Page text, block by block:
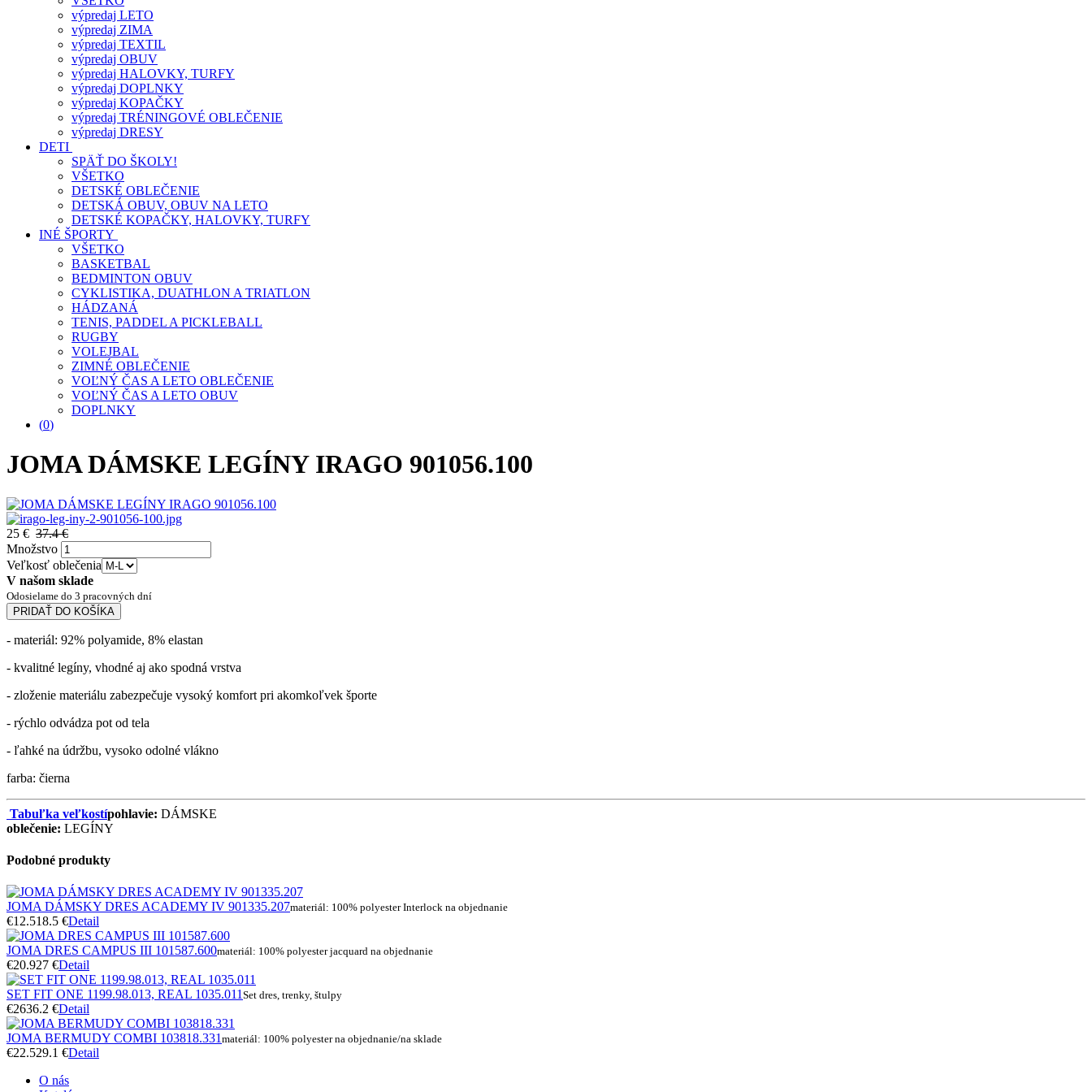
výpredaj LETO
výpredaj ZIMA
výpredaj TEXTIL
výpredaj OBUV
výpredaj HALOVKY, TURFY
výpredaj DOPLNKY
výpredaj KOPAČKY
výpredaj TRÉNINGOVÉ OBLEČENIE
výpredaj DRESY
DETI
SPÄŤ DO ŠKOLY!
VŠETKO
DETSKÉ OBLEČENIE
DETSKÁ OBUV, OBUV NA LETO
DETSKÉ KOPAČKY, HALOVKY, TURFY
INÉ ŠPORTY
VŠETKO
BASKETBAL
BEDMINTON OBUV
CYKLISTIKA, DUATHLON A TRIATLON
HÁDZANÁ
TENIS, PADDEL A PICKLEBALL
RUGBY
VOLEJBAL
ZIMNÉ OBLEČENIE
VOĽNÝ ČAS A LETO OBLEČENIE
VOĽNÝ ČAS A LETO OBUV
DOPLNKY
(0)
JOMA DÁMSKE LEGÍNY IRAGO 901056.100
25 € 37.4 €
Množstvo
Veľkosť oblečenia
V našom sklade
Odosielame do 3 pracovných dní
PRIDAŤ DO KOŠÍKA
- materiál: 92% polyamide, 8% elastan
- kvalitné legíny, vhodné aj ako spodná vrstva
- zloženie materiálu zabezpečuje vysoký komfort pri akomkoľvek športe
- rýchlo odvádza pot od tela
- ľahké na údržbu, vysoko odolné vlákno
farba: čierna
Tabuľka veľkostípohlavie: DÁMSKE
oblečenie: LEGÍNY
Podobné produkty
JOMA DÁMSKY DRES ACADEMY IV 901335.207materiál: 100% polyester Interlock na objednanie
€12.518.5 €Detail
JOMA DRES CAMPUS III 101587.600materiál: 100% polyester jacquard na objednanie
€20.927 €Detail
SET FIT ONE 1199.98.013, REAL 1035.011Set dres, trenky, štulpy
€2636.2 €Detail
JOMA BERMUDY COMBI 103818.331materiál: 100% polyester na objednanie/na sklade
€22.529.1 €Detail
O nás